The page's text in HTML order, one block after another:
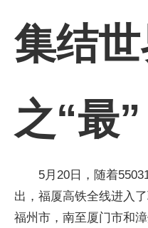
集结
之“最”
5月20日，随着
出，福厦高铁全线进入
福州市，南至厦门市和